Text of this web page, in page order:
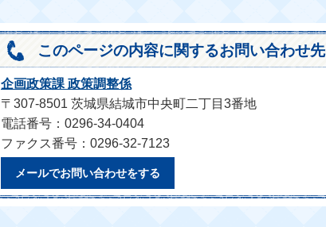
このページの内容に関するお問い合わせ先
企画政策課 政策調整係
〒307-8501 茨城県結城市中央町二丁目3番地
電話番号：0296-34-0404
ファクス番号：0296-32-7123
メールでお問い合わせをする